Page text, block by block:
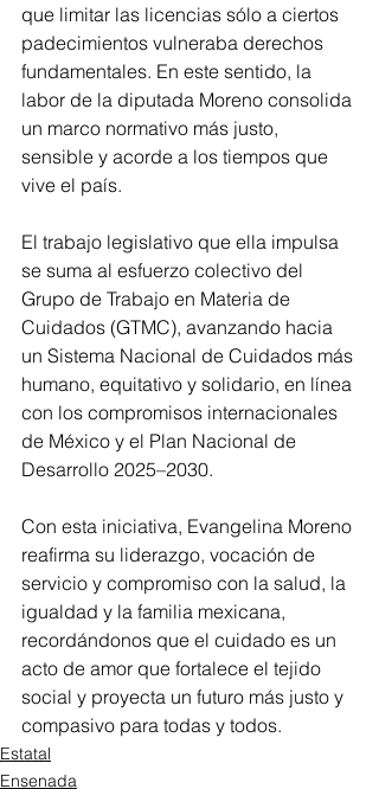
que limitar las licencias sólo a ciertos
padecimientos vulneraba derechos
fundamentales. En este sentido, la
labor de la diputada Moreno consolida
un marco normativo más justo,
sensible y acorde a los tiempos que
vive el país.
El trabajo legislativo que ella impulsa
se suma al esfuerzo colectivo del
Grupo de Trabajo en Materia de
Cuidados (GTMC), avanzando hacia
un Sistema Nacional de Cuidados más
humano, equitativo y solidario, en línea
con los compromisos internacionales
de México y el Plan Nacional de
Desarrollo 2025–2030.
Con esta iniciativa, Evangelina Moreno
reafirma su liderazgo, vocación de
servicio y compromiso con la salud, la
igualdad y la familia mexicana,
recordándonos que el cuidado es un
acto de amor que fortalece el tejido
social y proyecta un futuro más justo y
compasivo para todas y todos.
Estatal
Ensenada